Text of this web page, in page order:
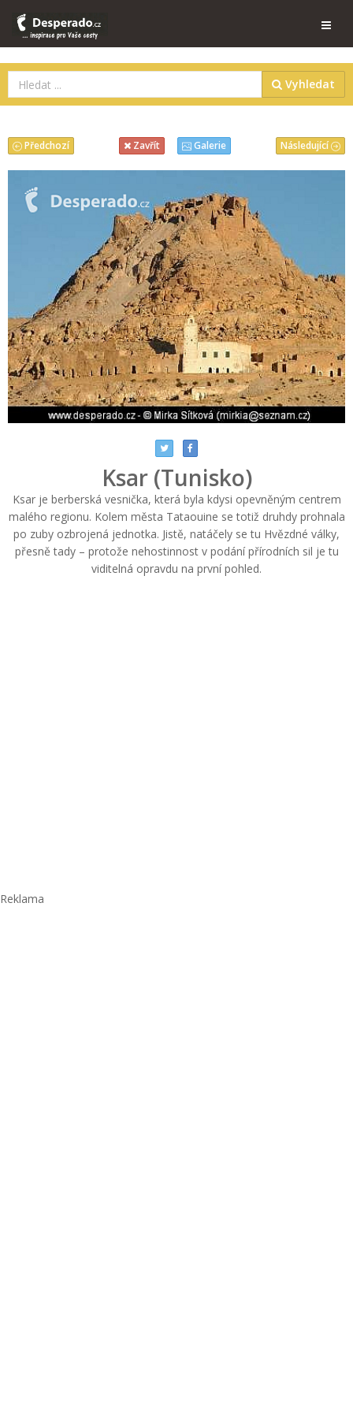
Vyhledat
Následující
Předchozí Zavřít Galerie
Ksar (Tunisko)
Ksar je berberská vesnička, která byla kdysi opevněným centrem
malého regionu. Kolem města Tataouine se totiž druhdy prohnala
po zuby ozbrojená jednotka. Jistě, natáčely se tu Hvězdné války,
přesně tady – protože nehostinnost v podání přírodních sil je tu
viditelná opravdu na první pohled.
Reklama